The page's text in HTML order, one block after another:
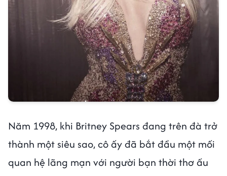
Năm 1998, khi Britney Spears đang trên đà trở
thành một siêu sao, cô ấy đã bắt đầu một mối
quan hệ lãng mạn với người bạn thời thơ ấu